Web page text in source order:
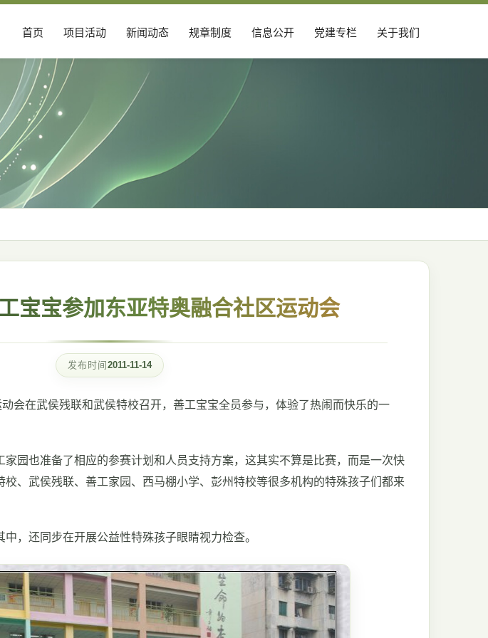
首页 项目活动 新闻动态 规章制度 信息公开 党建专栏 关于我们
宝宝参加东亚特奥融合社区运动会
发布时间2011-11-14
会在武侯残联和武侯特校召开，善工宝宝全员参与，体验了热闹而快乐的一
家园也准备了相应的参赛计划和人员支持方案，这其实不算是比赛，而是一次快
、武侯残联、善工家园、西马棚小学、彭州特校等很多机构的特殊孩子们都来
，还同步在开展公益性特殊孩子眼睛视力检查。